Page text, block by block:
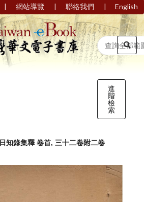
| 網站導覽 | 聯絡我們 | English
進
階
檢
索
日知錄集釋 卷首, 三十二卷附二卷